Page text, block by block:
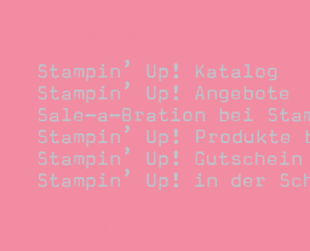
Stampin’ Up! Katalog
Stampin’ Up! Angebote
Sale-a-Bration bei
Stampin’ Up! Produkte
Stampin’ Up! Gutschein
Stampin’ Up! in der